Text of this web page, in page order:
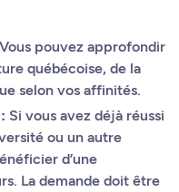
Vous pouvez approfondir
québécoise, de la
selon vos affinités.
Si vous avez déjà réussi
ou un autre
d’une
La demande doit être